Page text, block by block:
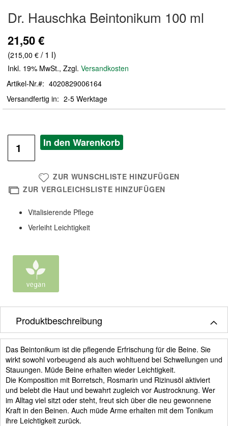
Anfang
der
Bildergalerie
springen
Dr. Hauschka Beintonikum 100 ml
21,50 €
(215,00 € / 1 l)
Inkl. 19% MwSt., Zzgl. Versandkosten
Artikel-Nr.
4020829006164
Versandfertig in
2-5 Werktage
In den Warenkorb
ZUR WUNSCHLISTE HINZUFÜGEN
ZUR VERGLEICHSLISTE HINZUFÜGEN
Vitalisierende Pflege
Verleiht Leichtigkeit
Produktbeschreibung
Das Beintonikum ist die pflegende Erfrischung für die Beine. Sie
wirkt sowohl vorbeugend als auch wohltuend bei Schwellungen und
Stauungen. Müde Beine erhalten wieder Leichtigkeit.
Die Komposition mit Borretsch, Rosmarin und Rizinusöl aktiviert
und belebt die Haut und bewahrt zugleich vor Austrocknung. Wer
im Alltag viel sitzt oder steht, freut sich über die neu gewonnene
Kraft in den Beinen. Auch müde Arme erhalten mit dem Tonikum
ihre Leichtigkeit zurück.